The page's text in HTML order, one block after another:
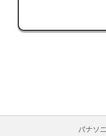
パナソ